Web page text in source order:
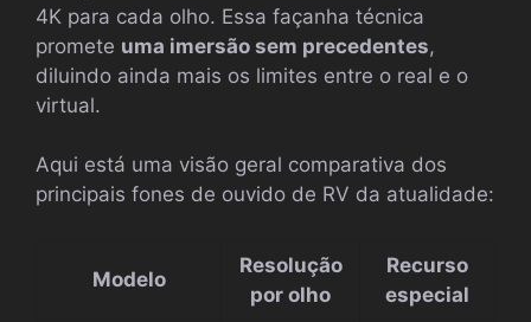
4K para cada olho. Essa façanha técnica
promete uma imersão sem precedentes,
diluindo ainda mais os limites entre o real e o
virtual.
Aqui está uma visão geral comparativa dos
principais fones de ouvido de RV da atualidade:
Modelo
Resolução
por olho
Recurso
especial